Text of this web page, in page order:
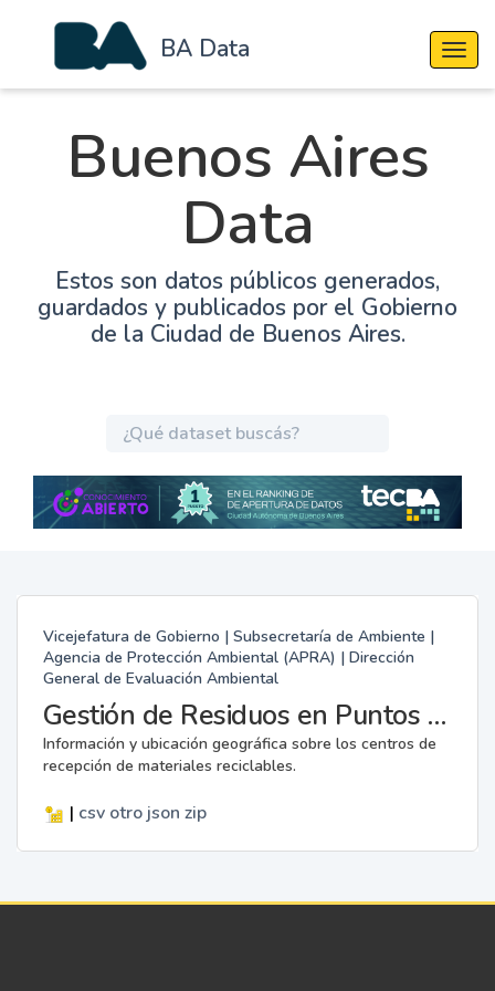
BA Data
Buenos Aires
Data
Estos son datos públicos generados,
guardados y publicados por el Gobierno
de la Ciudad de Buenos Aires.
Vicejefatura de Gobierno | Subsecretaría de Ambiente |
Agencia de Protección Ambiental (APRA) | Dirección
General de Evaluación Ambiental
Gestión de Residuos en Puntos Verdes
Información y ubicación geográfica sobre los centros de
recepción de materiales reciclables.
| csv otro json zip